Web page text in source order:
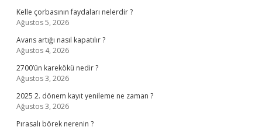
Kelle çorbasının faydaları nelerdir ?
Ağustos 5, 2026
Avans artığı nasıl kapatılır ?
Ağustos 4, 2026
2700’ün karekökü nedir ?
Ağustos 3, 2026
2025 2. dönem kayıt yenileme ne zaman ?
Ağustos 3, 2026
Pırasalı börek nerenin ?